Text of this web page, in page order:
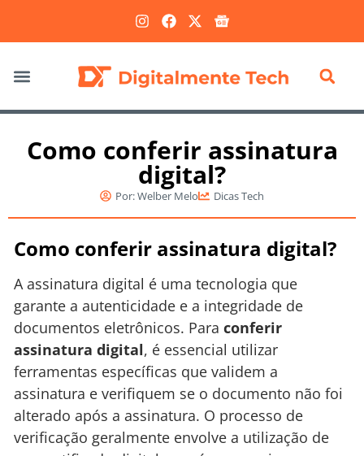
Como conferir assinatura
digital?
Por:Welber Melo Dicas Tech
Como conferir assinatura digital?
A assinatura digital é uma tecnologia que
garante a autenticidade e a integridade de
documentos eletrônicos. Para conferir
assinatura digital, é essencial utilizar
ferramentas específicas que validem a
assinatura e verifiquem se o documento não foi
alterado após a assinatura. O processo de
verificação geralmente envolve a utilização de